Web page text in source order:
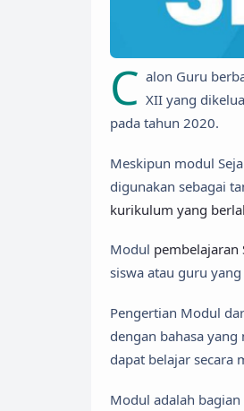
C alon Guru
XII yang
pada tahun 2020.
Meskipun modul
digunakan sebagai
kurikulum yang
Modul pembelajaran
siswa atau guru
Pengertian Modul
dengan bahasa
dapat belajar
Modul adalah